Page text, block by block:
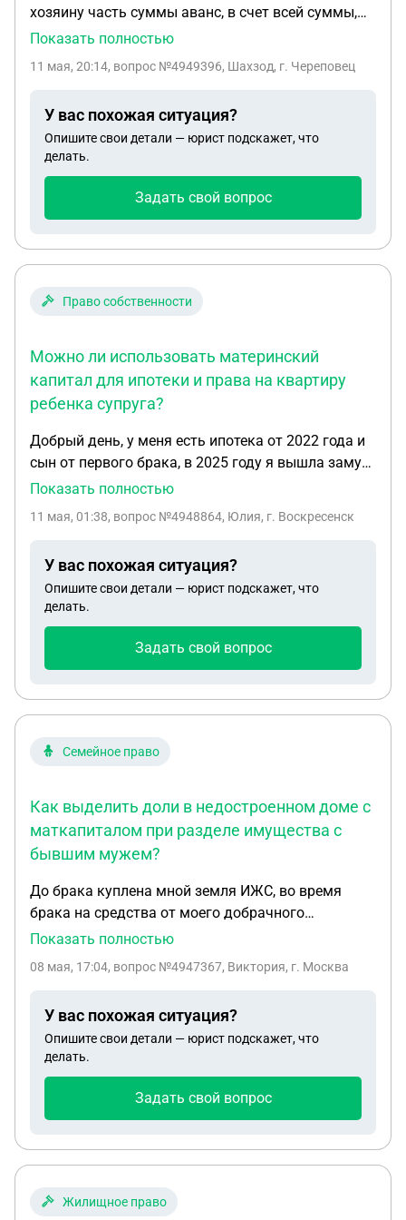
хозяину часть суммы аванс, в счет всей суммы,
сделку мы отменили. Паралельно установили за
кадастр, хозяин не возвращает аванс, вернул
сделка была на словах.
Показать полностью
11 мая, 20:14, вопрос №4949396, Шахзод, г. Череповец
У вас похожая ситуация?
Опишите свои детали — юрист подскажет, что
делать.
Задать свой вопрос
Право собственности
Можно ли использовать материнский
капитал для ипотеки и права на квартиру
ребенка супруга?
Добрый день, у меня есть ипотека от 2022 года и
сын от первого брака, в 2025 году я вышла замуж
второй раз и у нас родился ребёнок в 2026 году с
ипотеки материнским капиталом, будет ли дочь
квартиру по наследству отца?
Показать полностью
11 мая, 01:38, вопрос №4948864, Юлия, г. Воскресенск
У вас похожая ситуация?
Опишите свои детали — юрист подскажет, что
делать.
Задать свой вопрос
Семейное право
Как выделить доли в недостроенном доме с
маткапиталом при разделе имущества с
бывшим мужем?
До брака куплена мной земля ИЖС, во время
брака на средства от моего добрачного
имущества началось строительство частного
после рождения ребенка ( от первого брака есть
наличии фундамент, стены, крыша, проведен
свет), на сегодняшний день - с мужем развелись
более трех лет назад, на раздел иммущества не
комнатной квартире ( по 1/2 в собственности).
сама содержу двоих несовершеннолетних детей.
намерением его продать и купить квартиру для
Показать полностью
08 мая, 17:04, вопрос №4947367, Виктория, г. Москва
У вас похожая ситуация?
Опишите свои детали — юрист подскажет, что
делать.
Задать свой вопрос
Жилищное право